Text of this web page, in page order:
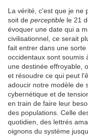
La vérité, c'est que je ne
soit de perceptible le 21
évoquer une date qui a
civilisationnel, ce serait
fait entrer dans une
occidentaux sont soumis
une destinée effroyable,
et résoudre ce qui peut
adoucir notre modèle de
cybernétique et de
en train de faire leur
des populations. Celle
quotidien, des lettrés
oignons du système